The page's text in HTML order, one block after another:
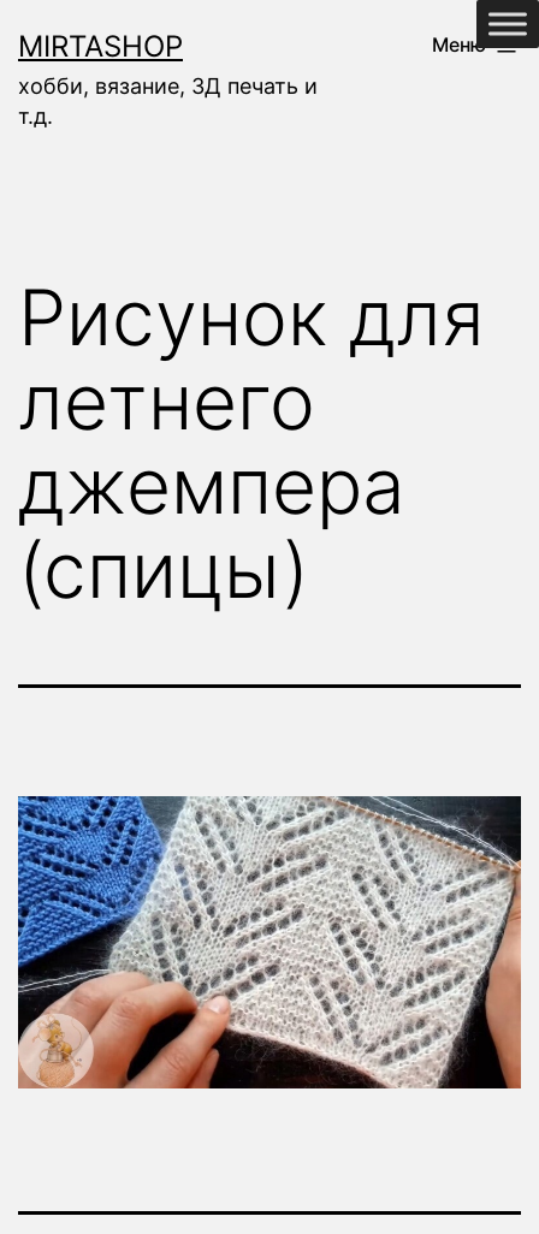
содержимому
MIRTASHOP
хобби, вязание, 3Д печать и
т.д.
Меню
Рисунок для
летнего
джемпера
(спицы)